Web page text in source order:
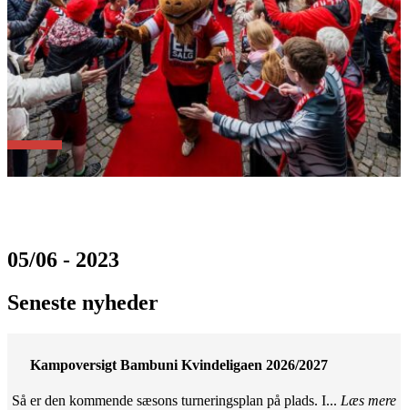
05/06 - 2023
Seneste nyheder
Kampoversigt Bambuni Kvindeligaen 2026/2027
Så er den kommende sæsons turneringsplan på plads. I... Læs mere